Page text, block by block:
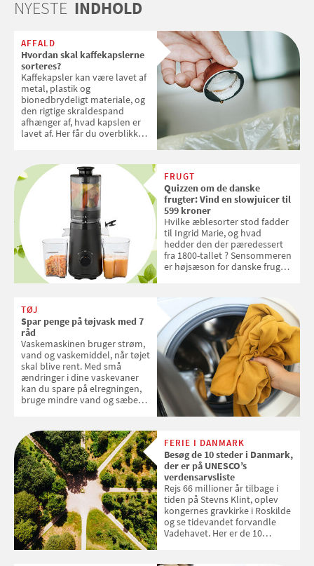
NYESTE INDHOLD
AFFALD
Hvordan skal kaffekapslerne
sorteres?
Kaffekapsler kan være lavet af
metal, plastik og
bionedbrydeligt materiale, og
den rigtige skraldespand
afhænger af, hvad kapslen er
lavet af. Her får du overblikket
FRUGT
Quizzen om de danske
frugter: Vind en slowjuicer til
599 kroner
Hvilke æblesorter stod fadder
til Ingrid Marie, og hvad
hedder den der pæredessert
fra 1800-tallet ? Sensommeren
er højsæson for danske fruger,
favoritter. Det fejrer Samvirke
med en quiz om alt det danske
frugt, vi elsker. Konkurrencen
slutter fredag d. 18. september
2026
TØJ
Spar penge på tøjvask med 7
råd
Vaskemaskinen bruger strøm,
vand og vaskemiddel, når tøjet
skal blive rent. Med små
ændringer i dine vaskevaner
kan du spare på elregningen,
bruge mindre vand og sæbe
enkle råd til at spare penge på
tøjvasken
FERIE I DANMARK
Besøg de 10 steder i Danmark,
der er på UNESCO’s
verdensarvsliste
Rejs 66 millioner år tilbage i
tiden på Stevns Klint, oplev
kongernes gravkirke i Roskilde
og se tidevandet forvandle
Vadehavet. Her er de 10